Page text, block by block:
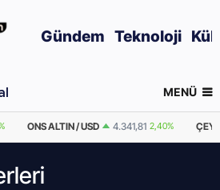
Gündem Teknoloji
MENÜ
ONS ALTIN / USD 4.341,81 2,40%